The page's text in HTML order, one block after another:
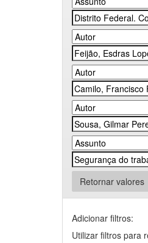
Retornar valores
Adicionar filtros:
Utilizar filtros para